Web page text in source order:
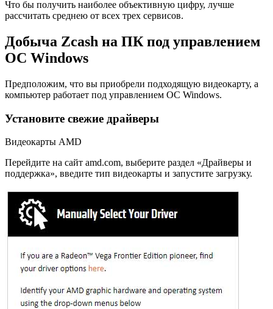
Что бы получить наиболее объективную цифру, лучше
рассчитать среднею от всех трех сервисов.
Добыча Zcash на ПК под управлением
ОС Windows
Пред­по­ло­жим, что вы при­об­ре­ли под­хо­дя­щую ви­део­кар­ту, а
ком­пью­тер ра­бо­та­ет под управ­ле­ни­ем ОС Windows.
Установите свежие драйверы
Ви­део­кар­ты AMD
Пе­рей­ди­те на сайт amd.com, вы­бе­ри­те раз­дел «Драй­ве­ры и
под­держ­ка», вве­ди­те тип ви­део­кар­ты и за­пу­сти­те за­груз­ку.